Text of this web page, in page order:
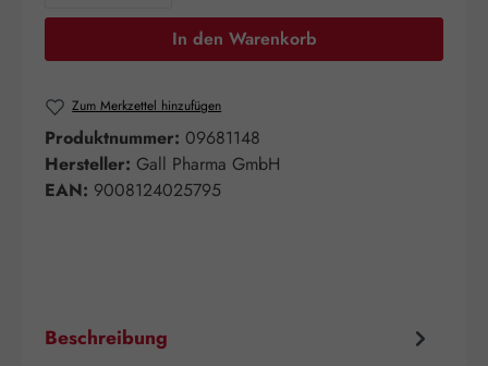
In den Warenkorb
Zum Merkzettel hinzufügen
Produktnummer: 09681148
Hersteller: Gall Pharma GmbH
EAN: 9008124025795
Beschreibung